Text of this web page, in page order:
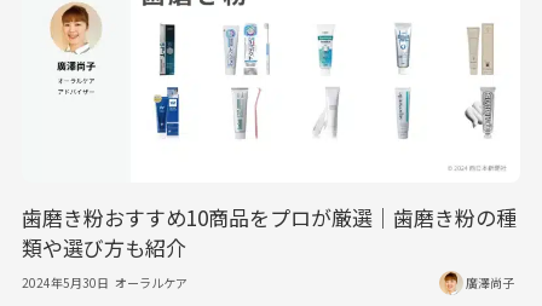
歯磨き粉おすすめ10商品をプロが厳選｜歯磨き粉の種
類や選び方も紹介
2024年5月30日 オーラルケア 廣澤尚子